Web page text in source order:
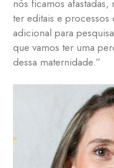
nós ficamos
ter editais e
adicional para
que vamos ter uma
dessa maternidade.”